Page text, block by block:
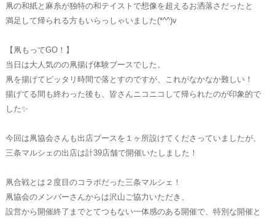
凧の和紙と麻糸が独特の和テイストで想像を超えるお洒落さだったと
満足して帰られる方もいらっしゃいました(*^^)v
【凧もってGO！】
当日は大人気のの凧揚げ体験ブースでした。
凧を揚げてピッタリ時間で落とすのですが、これがなかなか難しい！
揚げてる間も終わった後も、皆さんニコニコして帰られたのが印象的で
した✨
今回は凧協会さんも出店ブースを１ヶ所設けてくださっていましたが、
三条マルシェの出店は計39店舗で開催いたしました！
凧合戦とは２度目のコラボだった三条マルシェ！
凧協会のメンバーさんからは沢山ご協力いただき、
設営から開催終了までとてつもない一体感のある開催で、特別な開催と